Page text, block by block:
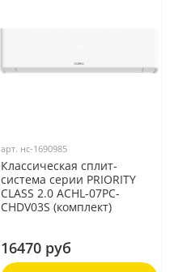
арт. нс-1690985
Классическая сплит-
система серии PRIORITY
CLASS 2.0 ACHL-07PC-
CHDV03S (комплект)
16470 руб